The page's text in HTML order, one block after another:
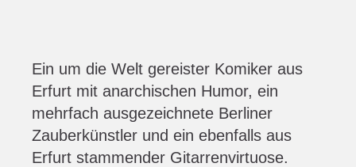
Ein um die Welt gereister Komiker aus
Erfurt mit anarchischen Humor, ein
mehrfach ausgezeichnete Berliner
Zauberkünstler und ein ebenfalls aus
Erfurt stammender Gitarrenvirtuose.